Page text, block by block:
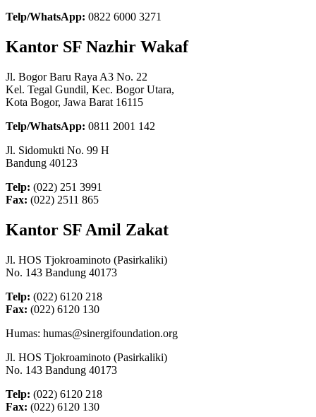
Telp/WhatsApp: 0822 6000 3271
Kantor SF Nazhir Wakaf
Jl. Bogor Baru Raya A3 No. 22
Kel. Tegal Gundil, Kec. Bogor Utara,
Kota Bogor, Jawa Barat 16115
Telp/WhatsApp: 0811 2001 142
Jl. Sidomukti No. 99 H
Bandung 40123
Telp: (022) 251 3991
Fax: (022) 2511 865
Kantor SF Amil Zakat
Jl. HOS Tjokroaminoto (Pasirkaliki)
No. 143 Bandung 40173
Telp: (022) 6120 218
Fax: (022) 6120 130
Humas: humas@sinergifoundation.org
Jl. HOS Tjokroaminoto (Pasirkaliki)
No. 143 Bandung 40173
Telp: (022) 6120 218
Fax: (022) 6120 130